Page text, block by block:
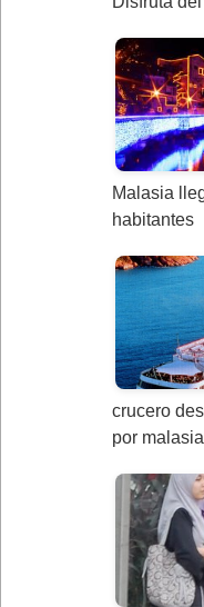
Malasia
habitantes
crucero
por malasia